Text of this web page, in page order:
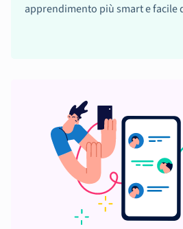
apprendimento più smart e facile